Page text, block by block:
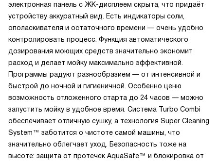
электронная панель с ЖК-дисплеем скрыта, что придаёт
устройству аккуратный вид. Есть индикаторы соли,
ополаскивателя и остаточного времени — очень удобно
контролировать процесс. Функция автоматического
дозирования моющих средств значительно экономит
расход и делает мойку максимально эффективной.
Программы радуют разнообразием — от интенсивной и
быстрой до ночной и гигиеничной. Особенно ценю
возможность отложенного старта до 24 часов — можно
запустить мойку в удобное время. Система Turbo Combi
обеспечивает отличную сушку, а технология Super Cleaning
System™ заботится о чистоте самой машины, что
значительно облегчает уход. Безопасность тоже на
высоте: защита от протечек AquaSafe™ и блокировка от